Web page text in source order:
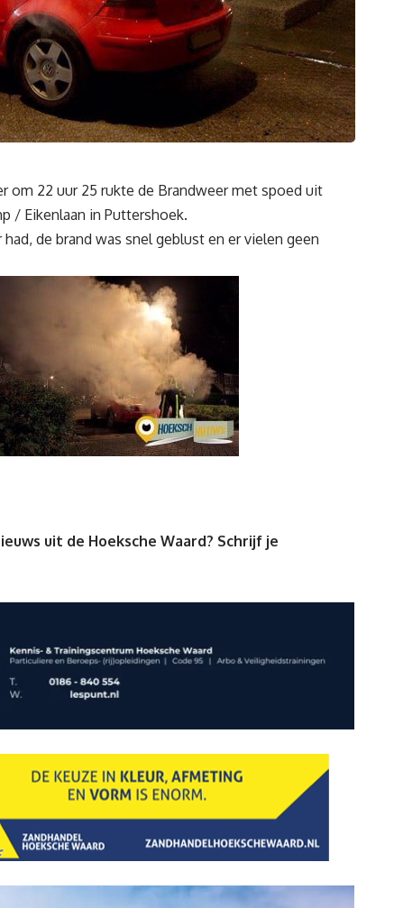
om 22 uur 25 rukte de Brandweer met spoed uit
/ Eikenlaan in Puttershoek.
de brand was snel geblust en er vielen geen
uit de Hoeksche Waard? Schrijf je